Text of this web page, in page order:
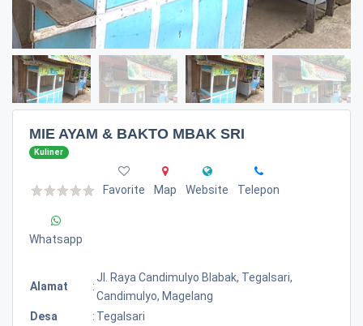
MIE AYAM & BAKTO MBAK SRI
Kuliner
Favorite Map Website Telepon
Whatsapp
Alamat :
Jl. Raya Candimulyo Blabak, Tegalsari,
Candimulyo, Magelang
Desa
: Tegalsari